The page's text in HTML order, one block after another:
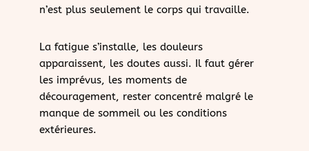
n’est plus seulement le corps qui travaille.
La fatigue s’installe, les douleurs
apparaissent, les doutes aussi. Il faut gérer
les imprévus, les moments de
découragement, rester concentré malgré le
manque de sommeil ou les conditions
extérieures.